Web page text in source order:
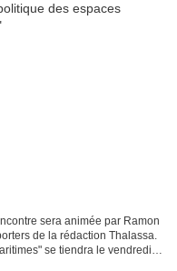
sera animée par Ramon
de la rédaction Thalassa.
se tiendra le vendredi